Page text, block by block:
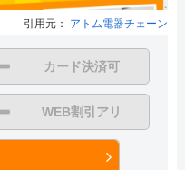
引用元： アトム電器チェーン
カード決済可
WEB割引アリ